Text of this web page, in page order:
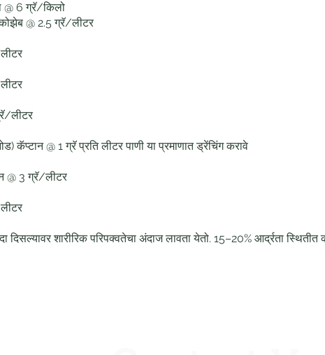
@ 6 ग्रॅ/किलो
@ 2.5 ग्रॅ/लीटर
लीटर
कॅप्टान @ 1 ग्रॅ प्रति लीटर पाणी या प्रमाणात ड्रेंचिंग करावे
@ 3 ग्रॅ/लीटर
दिसल्यावर शारीरिक परिपक्वतेचा अंदाज लावता येतो. 15–20% आर्द्रता